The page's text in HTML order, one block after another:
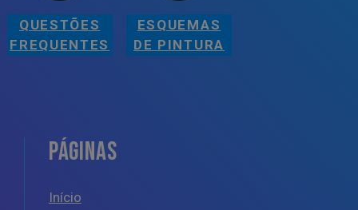
QUESTÕES
FREQUENTES
ESQUEMAS
DE PINTURA
PÁGINAS
Início